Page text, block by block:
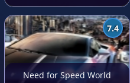
7.4
Need for Speed World